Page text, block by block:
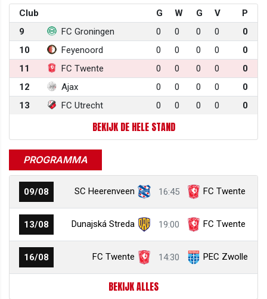
Club G W G V
P
9
FC Groningen 0 0 0 0
0
10
Feyenoord 0 0 0 0
0
11
FC Twente 0 0 0 0
0
12
Ajax 0 0 0 0
0
13
FC Utrecht 0 0 0 0 0
BEKIJK DE HELE STAND
PROGRAMMA
09/08 SC Heerenveen 16:45 FC Twente
13/08 Dunajská Streda 19:00 FC Twente
16/08 FC Twente 14:30 PEC Zwolle
BEKIJK ALLES